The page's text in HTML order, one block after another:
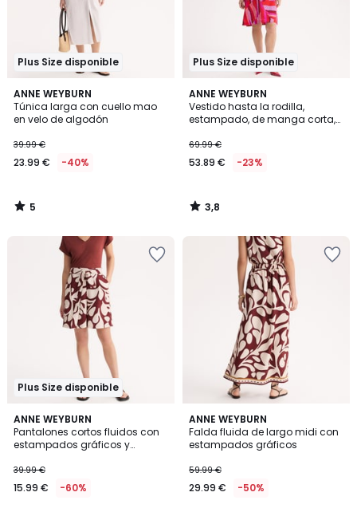
Plus Size disponible
ANNE WEYBURN
Túnica larga con cuello mao
en velo de algodón
39.99 €
23.99 € -40%
5
/
5
5
/
Plus Size disponible
ANNE WEYBURN
Vestido hasta la rodilla,
estampado, de manga corta,
69.99 €
53.89 € -23%
3,8
/ 5
3,8
/
Plus Size disponible
ANNE WEYBURN
Pantalones cortos fluidos con
estampados gráficos y
39.99 €
15.99 € -60%
5
/
5
ANNE WEYBURN
Falda fluida de largo midi con
estampados gráficos
59.99 €
29.99 € -50%
4,3
/ 5